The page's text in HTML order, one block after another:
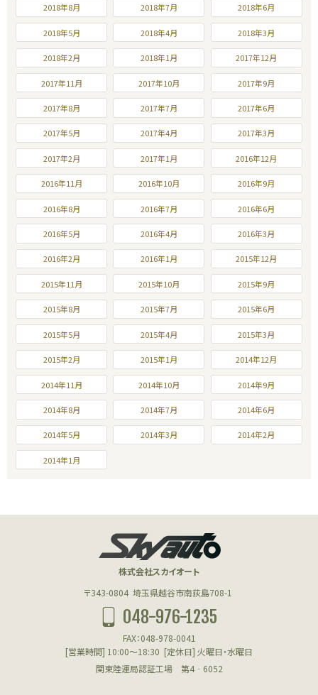
2018年8月 2018年7月 2018年6月
2018年5月 2018年4月 2018年3月
2018年2月 2018年1月 2017年12月
2017年11月 2017年10月 2017年9月
2017年8月 2017年7月 2017年6月
2017年5月 2017年4月 2017年3月
2017年2月 2017年1月 2016年12月
2016年11月 2016年10月 2016年9月
2016年8月 2016年7月 2016年6月
2016年5月 2016年4月 2016年3月
2016年2月 2016年1月 2015年12月
2015年11月 2015年10月 2015年9月
2015年8月 2015年7月 2015年6月
2015年5月 2015年4月 2015年3月
2015年2月 2015年1月 2014年12月
2014年11月 2014年10月 2014年9月
2014年8月 2014年7月 2014年6月
2014年5月 2014年3月 2014年2月
2014年1月
株式会社スカイオート
〒343-0804 埼玉県越谷市南荻島708-1
048-976-1235
FAX：048-978-0041
[営業時間] 10:00～18:30 [定休日] 火曜日・水曜日
関東陸運局認証工場 第4‐6052